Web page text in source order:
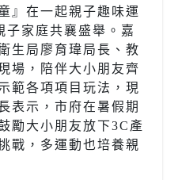
』在一起親子趣味運
子家庭共襄盛舉。嘉
生局廖育瑋局長、教
場，陪伴大小朋友齊
範各項項目玩法，現
表示，市府在暑假期
勵大小朋友放下3C產
戰，多運動也培養親